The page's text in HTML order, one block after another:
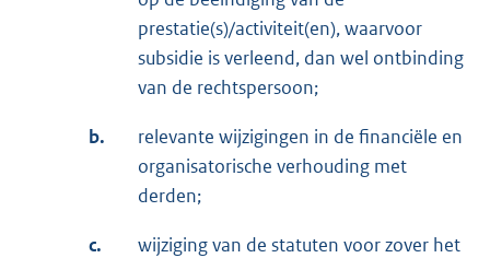
prestatie(s)/activiteit(en), waarvoor
subsidie is verleend, dan wel ontbinding
van de rechtspersoon;
b.
relevante wijzigingen in de financiële en
organisatorische verhouding met
derden;
c.
wijziging van de statuten voor zover het